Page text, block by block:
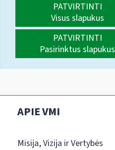
PATVIRTINTI
Visus slapukus
PATVIRTINTI
Pasirinktus slapukus
APIE VMI
Misija, Vizija ir Vertybės